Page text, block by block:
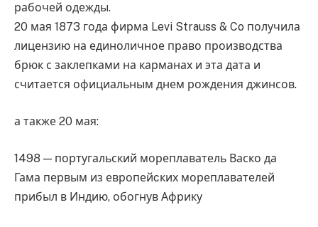
рабочей одежды.
20 мая 1873 года фирма Levi Strauss & Co получила
лицензию на единоличное право производства
брюк с заклепками на карманах и эта дата и
считается официальным днем рождения джинсов.
а также 20 мая:
1498 — португальский мореплаватель Васко да
Гама первым из европейcких мореплавателей
прибыл в Индию, обогнув Африку